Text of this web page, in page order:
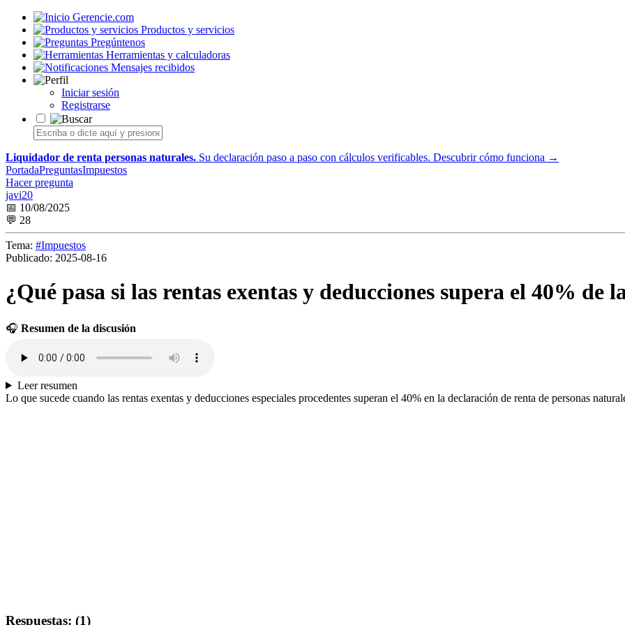
Gerencie.com
Productos y servicios
Pregúntenos
Herramientas y calculadoras
Mensajes recibidos
Iniciar sesión
Registrarse
Liquidador de renta personas naturales. Su declaración paso a paso con cálculos verificables. Descubrir cómo funciona →
PortadaPreguntasImpuestos
Hacer pregunta
javi20
📅 10/08/2025
💬 28
Tema: #Impuestos
Publicado: 2025-08-16
¿Qué pasa si las rentas exentas y deducciones supera el 40% de
🎧 Resumen de la discusión
Leer resumen
Lo que sucede cuando las rentas exentas y deducciones especiales procedentes superan el 40% en la declaración de renta de personas
Respuestas: (1)